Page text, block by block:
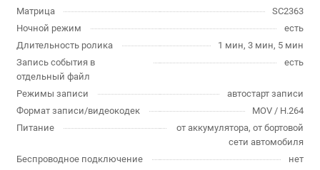
Матрица
SC2363
Ночной режим
есть
Длительность ролика
1 мин, 3 мин, 5 мин
Запись события в
отдельный файл
есть
Режимы записи
автостарт записи
Формат записи/видеокодек
MOV / H.264
Питание
от аккумулятора, от бортовой
сети автомобиля
Беспроводное подключение
нет